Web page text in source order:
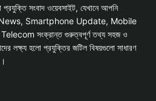
সংবাদ ওয়েবসাইট, যেখানে আপনি
News, Smartphone Update, Mobile
সংক্রান্ত গুরুত্বপূর্ণ তথ্য সহজ ও
লক্ষ্য হলো প্রযুক্তির জটিল বিষয়গুলো সাধারণ